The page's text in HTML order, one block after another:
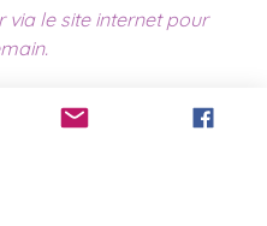
via le site internet pour